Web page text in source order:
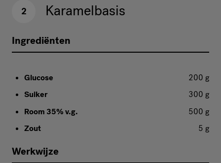
2 Karamelbasis
Ingrediënten
Glucose
200 g
Suiker
300 g
Room 35% v.g.
500 g
Zout
5 g
Werkwijze